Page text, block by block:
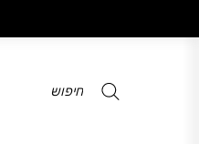
Products
search